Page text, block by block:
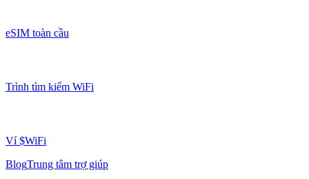
eSIM toàn cầu
Trình tìm kiếm WiFi
Ví $WiFi
BlogTrung tâm trợ giúp